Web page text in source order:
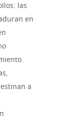
las
en
a